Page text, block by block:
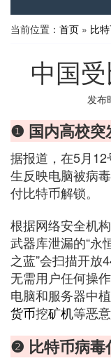
当前位置： 首页 » 比
中国
发布
❶ 国内高校突
据报道，在5月
生反映电脑被病
付比特币解锁。
根据网络安全机
武器库泄漏的“永
之蓝”会扫描开放
无需用户任何操
电脑和服务器中
货币挖矿机等恶意
❷ 比特币病毒